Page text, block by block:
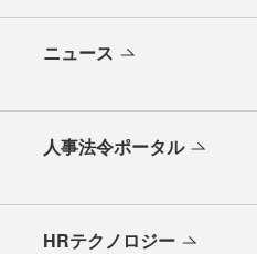
ニュース
人事法令ポータル
HRテクノロジー